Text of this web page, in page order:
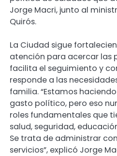
Jorge Macri, junto al
Quirós.
La Ciudad sigue
atención para acercar las
facilita el seguimiento y
responde a las
familia. “Estamos
gasto político, pero eso
roles fundamentales que
salud, seguridad,
Se trata de administrar
servicios”, explicó Jorge